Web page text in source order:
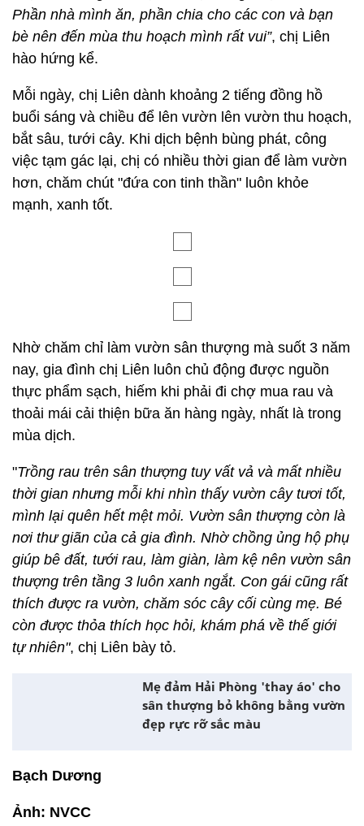
"Tuy vườn nhỏ nhưng lượng rau ăn lá cứ thu hoạch
đều đều vì các loại rau được trồng đan xen và gối
nhau. Các loại cây ăn quả do trồng phải tầm trên
dưới hai tháng mới được hái quả nên đến tháng thu
hoạch thì tổng các loại mỗi đợt cũng được rất nhiều.
Phần nhà mình ăn, phần chia cho các con và bạn
bè nên đến mùa thu hoạch mình rất vui”, chị Liên
hào hứng kể.
việc tạm gác lại, chị có nhiều thời gian để làm vườn
hơn, chăm chút "đứa con tinh thần" luôn khỏe
Nhờ chăm chỉ làm vườn sân thượng mà suốt 3 năm
nay, gia đình chị Liên luôn chủ động được nguồn
thực phẩm sạch, hiếm khi phải đi chợ mua rau và
thoải mái cải thiện bữa ăn hàng ngày, nhất là trong
mùa dịch.
"Trồng rau trên sân thượng tuy vất vả và mất nhiều
thời gian nhưng mỗi khi nhìn thấy vườn cây tươi tốt,
mình lại quên hết mệt mỏi. Vườn sân thượng còn là
nơi thư giãn của cả gia đình. Nhờ chồng ủng hộ phụ
giúp bê đất, tưới rau, làm giàn, làm kệ nên vườn sân
thượng trên tầng 3 luôn xanh ngắt. Con gái cũng rất
thích được ra vườn, chăm sóc cây cối cùng mẹ. Bé
tự nhiên", chị Liên bày tỏ.